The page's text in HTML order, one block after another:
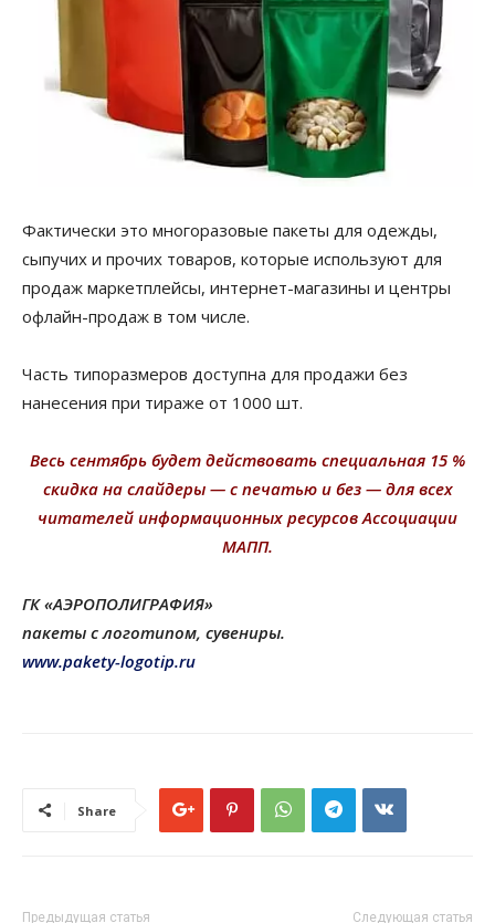
Фактически это многоразовые пакеты для одежды,
сыпучих и прочих товаров, которые используют для
продаж маркетплейсы, интернет-магазины и центры
офлайн-продаж в том числе.
Часть типоразмеров доступна для продажи без
нанесения при тираже от 1000 шт.
Весь сентябрь будет действовать специальная 15 %
скидка на слайдеры — с печатью и без — для всех
читателей информационных ресурсов Ассоциации
МАПП.
ГК «АЭРОПОЛИГРАФИЯ»
пакеты с логотипом, сувениры.
www.pakety-logotip.ru
Share
Предыдущая статья Следующая статья